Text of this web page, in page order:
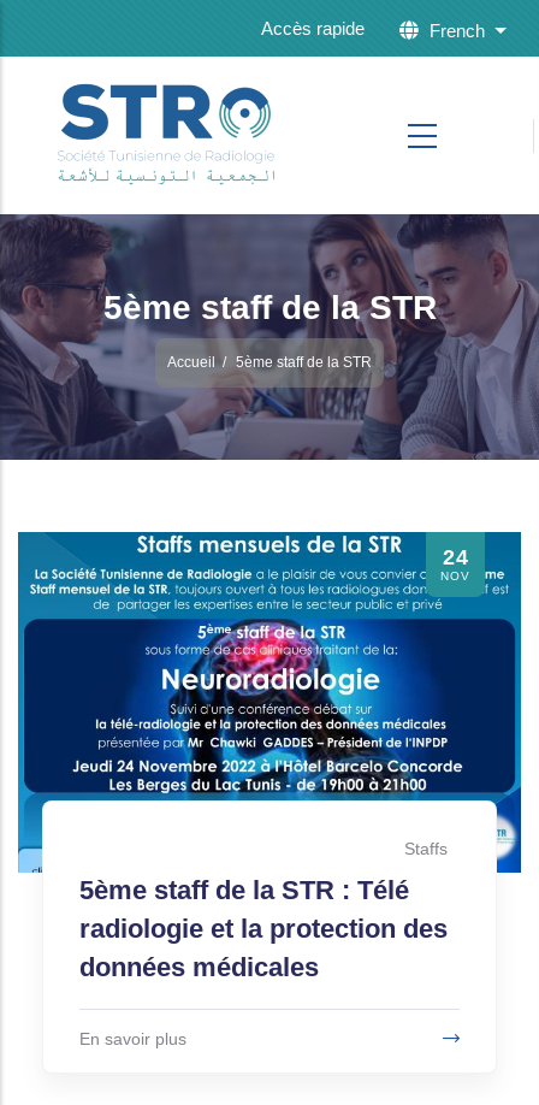
Accès rapide French List
5ème staff de la STR
Accueil / 5ème staff de la STR
24
NOV
Staffs
5ème staff de la STR : Télé
radiologie et la protection des
données médicales
En savoir plus